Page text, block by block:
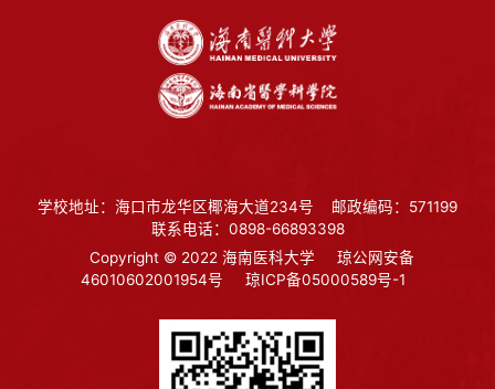
学校地址：海口市龙华区椰海大道234号
邮政编码：571199
联系电话：0898-66893398
Copyright © 2022 海南医科大学
琼公网安备
46010602001954号
琼ICP备05000589号-1